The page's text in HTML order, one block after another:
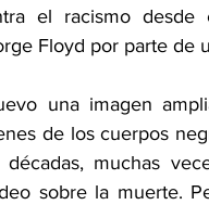
el racismo
Floyd por parte de
una imagen
de los cuerpos
décadas, muchas
sobre la muerte.